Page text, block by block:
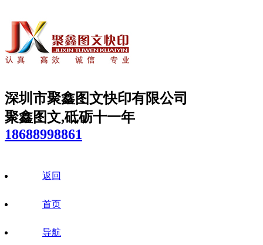
深圳市聚鑫图文快印有限公司
聚鑫图文,砥砺十一年
18688998861
返回
首页
导航